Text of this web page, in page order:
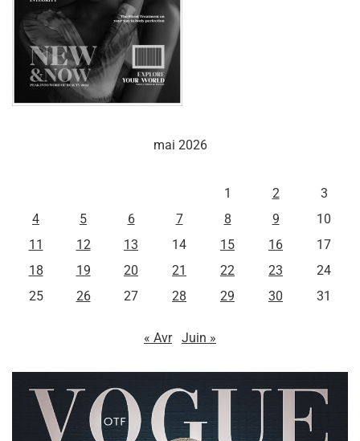
mai 2026
1
2
3
4
5 6 7 8 9
10
11
12 13 14 15 16
17
18
19 20 21 22 23
24
25
26 27 28 29 30 31
« Avr Juin »